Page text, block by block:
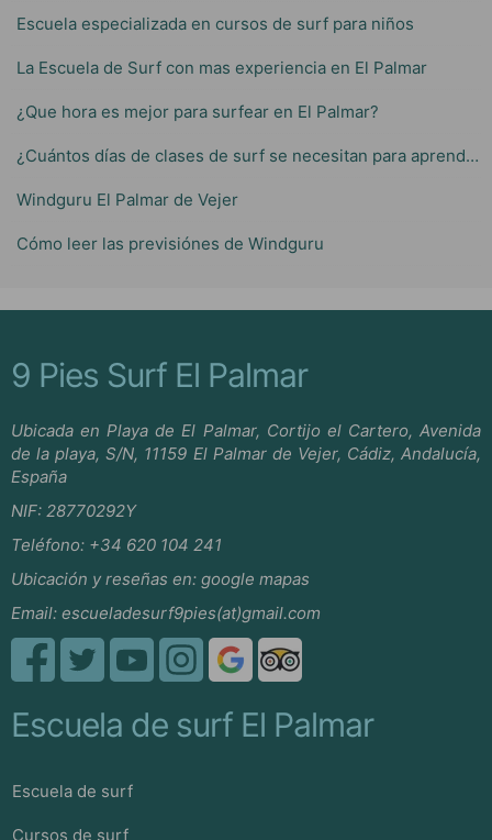
Escuela especializada en cursos de surf para niños
La Escuela de Surf con mas experiencia en El Palmar
¿Que hora es mejor para surfear en El Palmar?
¿Cuántos días de clases de surf se necesitan para aprender?
Windguru El Palmar de Vejer
Cómo leer las previsiónes de Windguru
Escuela de surf El Palmar
Escuela de surf
Cursos de surf
9 Pies Surf El Palmar
Ubicada en Playa de El Palmar, Cortijo el Cartero, Avenida
de la playa, S/N, 11159 El Palmar de Vejer, Cádiz, Andalucía,
España
NIF: 28770292Y
Teléfono: +34 620 104 241
Ubicación y reseñas en: google mapas
Email: escueladesurf9pies(at)gmail.com